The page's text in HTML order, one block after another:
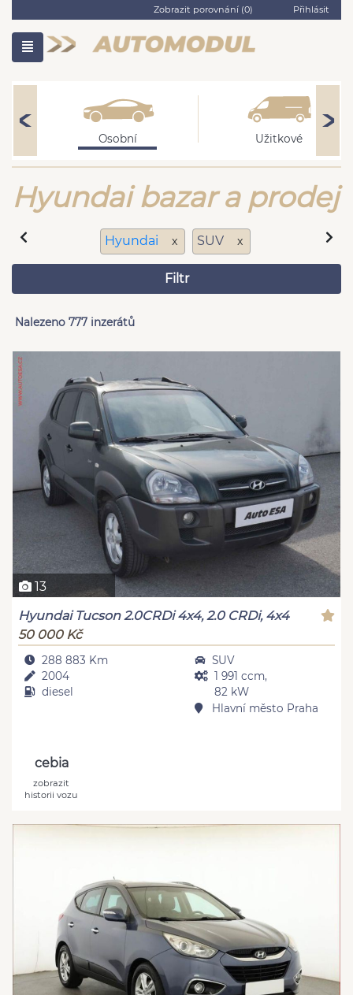
Zobrazit porovnání (0) Přihlásit
Osobní Užitkové
Hyundai bazar a prodej
Hyundai x SUV x
Filtr
Nalezeno 777 inzerátů
13
Hyundai Tucson 2.0CRDi 4x4, 2.0 CRDi, 4x4
50 000 Kč
288 883 Km
2004
diesel
SUV
1 991 ccm,
82 kW
Hlavní město Praha
cebia
zobrazit
historii vozu